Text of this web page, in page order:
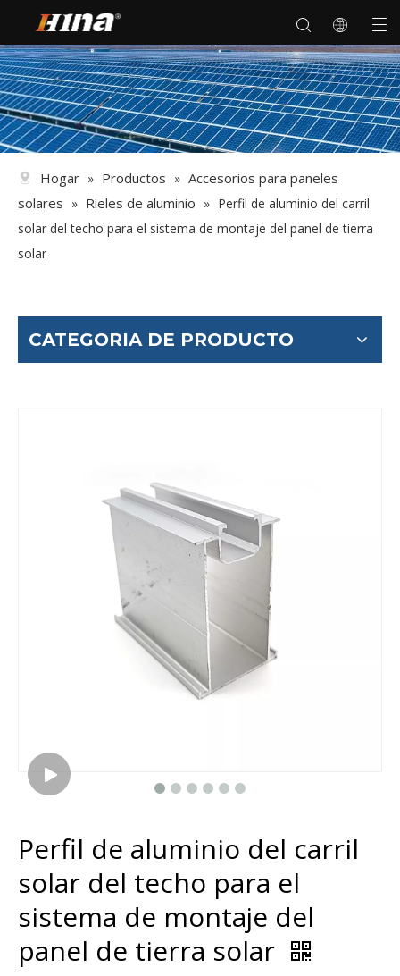
Hogar » Productos » Accesorios para paneles
solares » Rieles de aluminio » Perfil de aluminio del carril
solar del techo para el sistema de montaje del panel de tierra
solar
CATEGORIA DE PRODUCTO
Perfil de aluminio del carril
solar del techo para el
sistema de montaje del
panel de tierra solar